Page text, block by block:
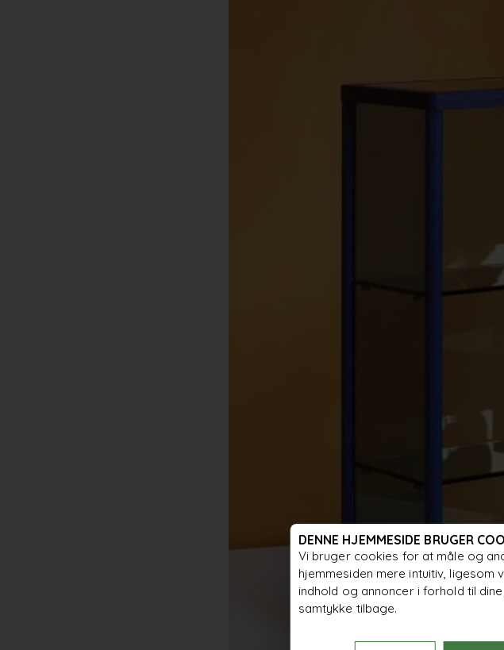
DENNE HJEMMESIDE BRUGER
Vi bruger cookies for at måle og
hjemmesiden mere intuitiv,
indhold og annoncer i forhold til
samtykke tilbage.